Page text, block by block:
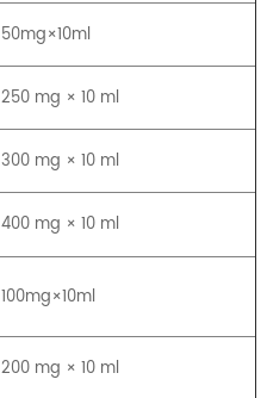
50mg×10ml
250 mg × 10 ml
300 mg × 10 ml
400 mg × 10 ml
100mg×10ml
200 mg × 10 ml